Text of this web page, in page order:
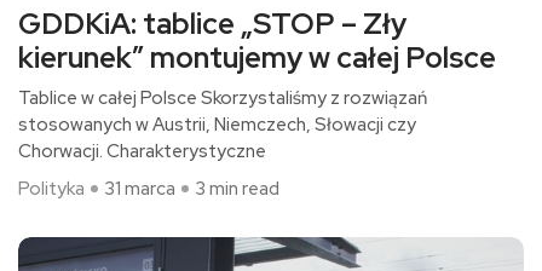
GDDKiA: tablice „STOP – Zły
kierunek” montujemy w całej Polsce
Tablice w całej Polsce Skorzystaliśmy z rozwiązań
stosowanych w Austrii, Niemczech, Słowacji czy
Chorwacji. Charakterystyczne
Polityka
31 marca 3 min read